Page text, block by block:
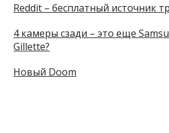
Reddit – бесплатный источник
4 камеры сзади – это еще
Gillette?
Новый Doom